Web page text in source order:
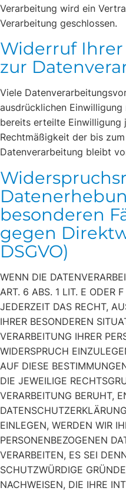
Verarbeitung wird ein
Verarbeitung geschlossen.
Widerruf
zur
Viele
ausdrücklichen
bereits erteilte Einwilligung
Rechtmäßigkeit der bis
Datenverarbeitung bleibt
besonderen
gegen
DSGVO)
WENN DIE
ART. 6 ABS. 1 LIT. E ODER
JEDERZEIT DAS RECHT,
IHRER BESONDEREN
VERARBEITUNG IHRER
WIDERSPRUCH
AUF DIESE
DIE JEWEILIGE
VERARBEITUNG BERUHT,
EINLEGEN, WERDEN WIR
PERSONENBEZOGENEN
VERARBEITEN, ES SEI
SCHUTZWÜRDIGE
NACHWEISEN, DIE IHRE